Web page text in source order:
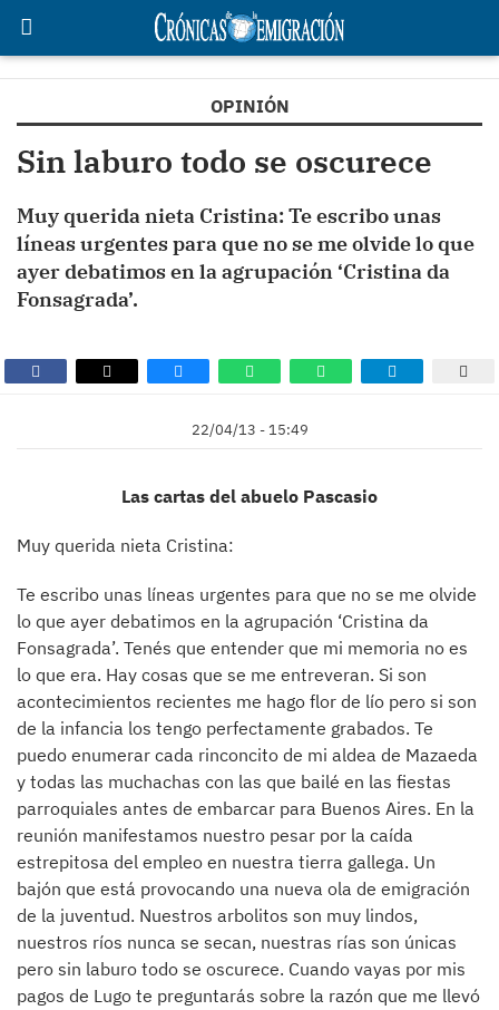
OPINIÓN
Sin laburo todo se oscurece
Muy querida nieta Cristina: Te escribo unas
líneas urgentes para que no se me olvide lo que
ayer debatimos en la agrupación ‘Cristina da
Fonsagrada’.
22/04/13 - 15:49
Las cartas del abuelo Pascasio
Muy querida nieta Cristina:
Te escribo unas líneas urgentes para que no se me olvide
lo que ayer debatimos en la agrupación ‘Cristina da
Fonsagrada’. Tenés que entender que mi memoria no es
lo que era. Hay cosas que se me entreveran. Si son
acontecimientos recientes me hago flor de lío pero si son
de la infancia los tengo perfectamente grabados. Te
puedo enumerar cada rinconcito de mi aldea de Mazaeda
y todas las muchachas con las que bailé en las fiestas
parroquiales antes de embarcar para Buenos Aires. En la
reunión manifestamos nuestro pesar por la caída
estrepitosa del empleo en nuestra tierra gallega. Un
bajón que está provocando una nueva ola de emigración
de la juventud. Nuestros arbolitos son muy lindos,
nuestros ríos nunca se secan, nuestras rías son únicas
pero sin laburo todo se oscurece. Cuando vayas por mis
pagos de Lugo te preguntarás sobre la razón que me llevó